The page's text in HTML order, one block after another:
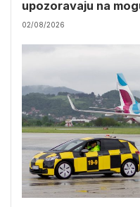
upozoravaju na
02/08/2026